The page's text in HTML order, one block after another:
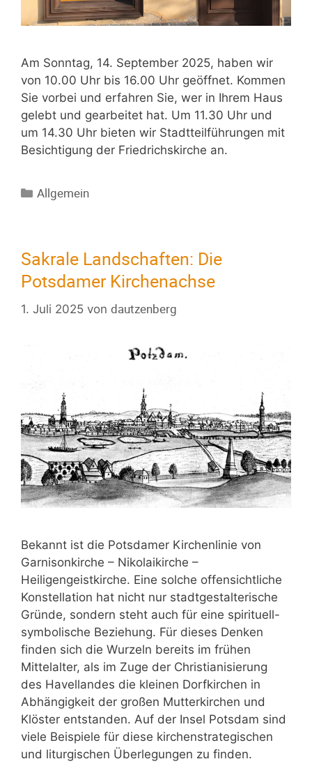
Am Sonntag, 14. September 2025, haben wir
von 10.00 Uhr bis 16.00 Uhr geöffnet. Kommen
Sie vorbei und erfahren Sie, wer in Ihrem Haus
gelebt und gearbeitet hat. Um 11.30 Uhr und
um 14.30 Uhr bieten wir Stadtteilführungen mit
Besichtigung der Friedrichskirche an.
Allgemein
Sakrale Landschaften: Die
Potsdamer Kirchenachse
1. Juli 2025 von dautzenberg
Bekannt ist die Potsdamer Kirchenlinie von
Garnisonkirche – Nikolaikirche –
Heiligengeistkirche. Eine solche offensichtliche
Konstellation hat nicht nur stadtgestalterische
Gründe, sondern steht auch für eine spirituell-
symbolische Beziehung. Für dieses Denken
finden sich die Wurzeln bereits im frühen
Mittelalter, als im Zuge der Christianisierung
des Havellandes die kleinen Dorfkirchen in
Abhängigkeit der großen Mutterkirchen und
Klöster entstanden. Auf der Insel Potsdam sind
viele Beispiele für diese kirchenstrategischen
und liturgischen Überlegungen zu finden.